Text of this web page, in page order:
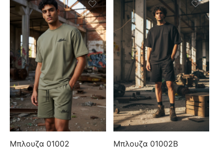
Μπλουζα 01002
Μπλουζα 01002B